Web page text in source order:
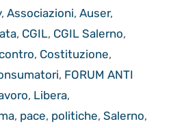
, Associazioni, Auser,
, CGIL, CGIL Salerno,
, Costituzione,
, FORUM ANTI
, Libera,
, pace, politiche, Salerno,